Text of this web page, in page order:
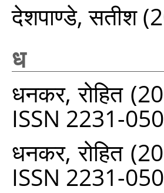
देशपाण्डे, सतीश
ध
धनकर, रोहित
ISSN 2231-
धनकर, रोहित
ISSN 2231-